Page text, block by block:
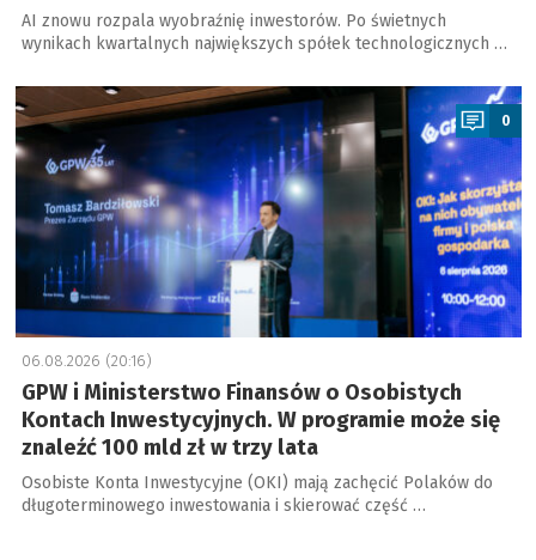
AI znowu rozpala wyobraźnię inwestorów. Po świetnych
wynikach kwartalnych największych spółek technologicznych …
a
0
06.08.2026 (20:16)
GPW i Ministerstwo Finansów o Osobistych
Kontach Inwestycyjnych. W programie może się
znaleźć 100 mld zł w trzy lata
Osobiste Konta Inwestycyjne (OKI) mają zachęcić Polaków do
długoterminowego inwestowania i skierować część …